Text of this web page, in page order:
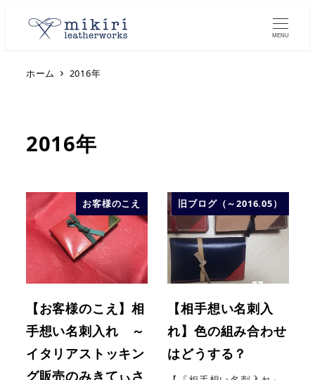
MENU
ホーム 2016年
2016年
お客様のこえ
【お客様のこえ】相
手想い名刺入れ ～
イタリアストッキン
グ販売のみきてぃさ
旧ブログ（～2016.05）
【相手想い名刺入
れ】色の組み合わせ
はどうする？